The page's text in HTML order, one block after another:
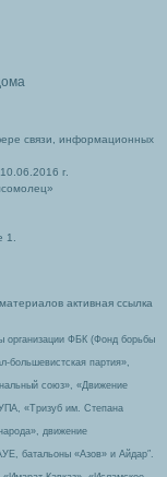
связи, информационных
г.
1.
активная ссылка
организации ФБК (Фонд борьбы
большевистская партия»,
союз», «Движение
«Тризуб им. Степана
движение
батальоны «Азов» и Айдар″.